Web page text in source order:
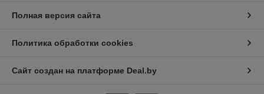
Полная версия сайта
Политика обработки cookies
Сайт создан на платформе Deal.by